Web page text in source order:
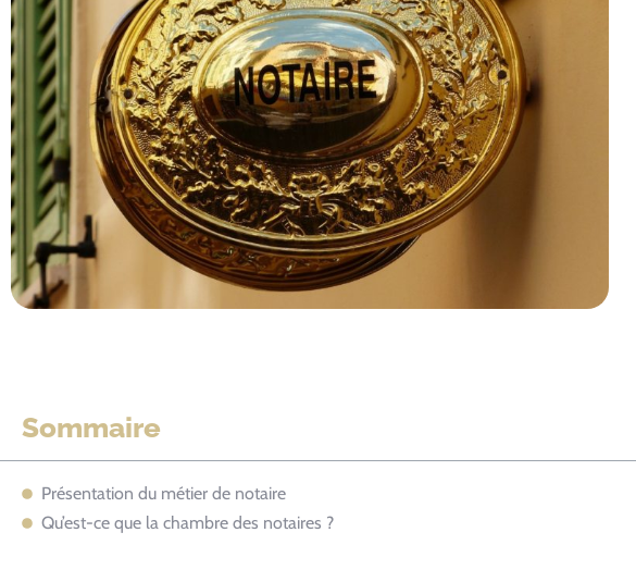
Sommaire
Présentation du métier de notaire
Qu’est-ce que la chambre des notaires ?